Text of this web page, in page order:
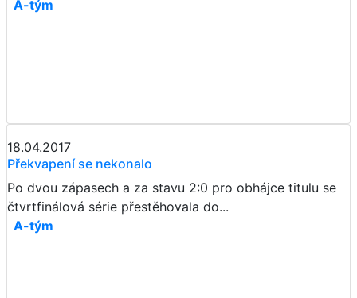
A-tým
18.04.2017
Překvapení se nekonalo
Po dvou zápasech a za stavu 2:0 pro obhájce titulu se
čtvrtfinálová série přestěhovala do...
A-tým